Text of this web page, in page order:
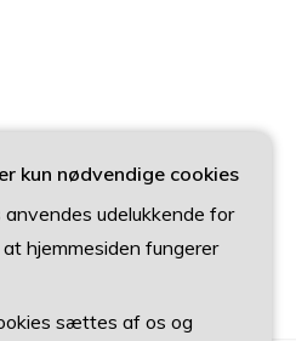
kun nødvendige cookies
anvendes udelukkende for
hjemmesiden fungerer
sættes af os og